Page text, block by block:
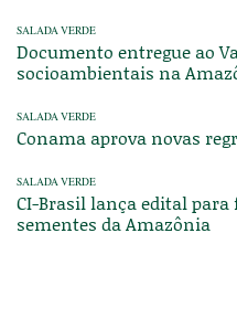
SALADA VERDE
Documento entregue ao
socioambientais na
SALADA VERDE
Conama aprova novas
SALADA VERDE
CI-Brasil lança edital para
sementes da Amazônia